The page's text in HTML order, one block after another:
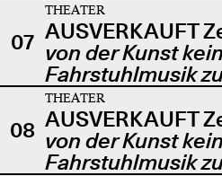
07
THEATER
AUSVERKAUFT
von der Kunst
Fahrstuhlmusik
08
THEATER
AUSVERKAUFT
von der Kunst
Fahrstuhlmusik